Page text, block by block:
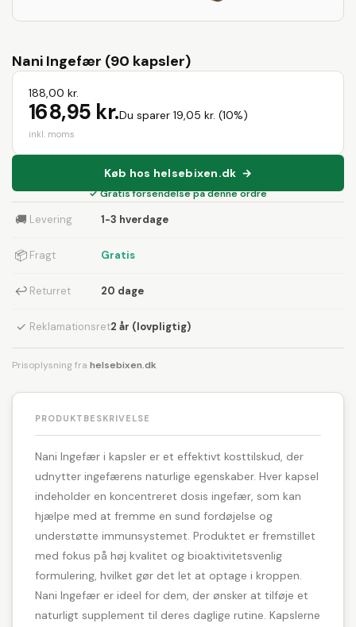
Nani Ingefær (90 kapsler)
188,00 kr.
168,95 kr.Du sparer 19,05 kr. (10%)
inkl. moms
Køb hos helsebixen.dk →
✓ Gratis forsendelse på denne ordre
🚚 Levering 1-3 hverdage
📦 Fragt Gratis
↩ Returret 20 dage
✓ Reklamationsret2 år (lovpligtig)
Prisoplysning fra helsebixen.dk
PRODUKTBESKRIVELSE
Nani Ingefær i kapsler er et effektivt kosttilskud, der
udnytter ingefærens naturlige egenskaber. Hver kapsel
indeholder en koncentreret dosis ingefær, som kan
hjælpe med at fremme en sund fordøjelse og
understøtte immunsystemet. Produktet er fremstillet
med fokus på høj kvalitet og bioaktivitetsvenlig
formulering, hvilket gør det let at optage i kroppen.
Nani Ingefær er ideel for dem, der ønsker at tilføje et
naturligt supplement til deres daglige rutine. Kapslerne